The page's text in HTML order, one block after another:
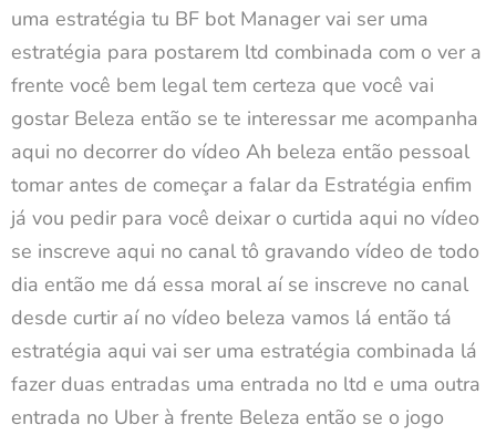
uma estratégia tu BF bot Manager vai ser uma
estratégia para postarem ltd combinada com o ver a
frente você bem legal tem certeza que você vai
gostar Beleza então se te interessar me acompanha
aqui no decorrer do vídeo Ah beleza então pessoal
tomar antes de começar a falar da Estratégia enfim
já vou pedir para você deixar o curtida aqui no vídeo
se inscreve aqui no canal tô gravando vídeo de todo
dia então me dá essa moral aí se inscreve no canal
desde curtir aí no vídeo beleza vamos lá então tá
estratégia aqui vai ser uma estratégia combinada lá
fazer duas entradas uma entrada no ltd e uma outra
entrada no Uber à frente Beleza então se o jogo